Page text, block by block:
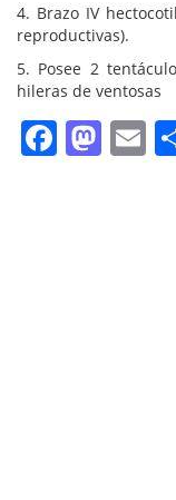
4. Brazo IV
reproductivas).
5. Posee 2
hileras de ventosas